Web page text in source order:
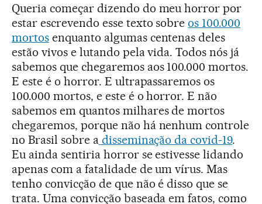
Queria começar dizendo do meu horror por
estar escrevendo esse texto sobreos 100.000
mortosenquanto algumas centenas deles
estão vivos e lutando pela vida. Todos nós já
sabemos que chegaremos aos 100.000 mortos.
E este é o horror. E ultrapassaremos os
100.000 mortos, e este é o horror. E não
sabemos em quantos milhares de mortos
chegaremos, porque não há nenhum controle
no Brasil sobre adisseminação da covid-19.
Eu ainda sentiria horror se estivesse lidando
apenas com a fatalidade de um vírus. Mas
tenho convicção de que não é disso que se
trata. Uma convicção baseada em fatos, como